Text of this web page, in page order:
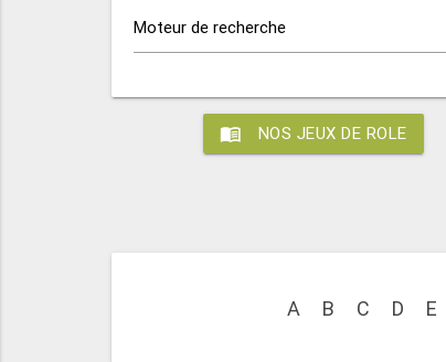
Moteur de recherche
menu_book NOS JEUX DE ROLE
A B C D E